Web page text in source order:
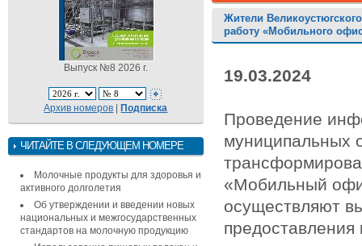
Выпуск №8 2026 г.
Архив номеров |Подписка
ЧИТАЙТЕ В СЛЕДУЮЩЕМ НОМЕРЕ
Молочные продукты для здоровья и
активного долголетия
Об утверждении и введении новых
национальных и межгосударственных
стандартов на молочную продукцию
Жители
работу «Мобильного
19.03.2024
Проведение
муниципальных
«Мобильный
осуществляют